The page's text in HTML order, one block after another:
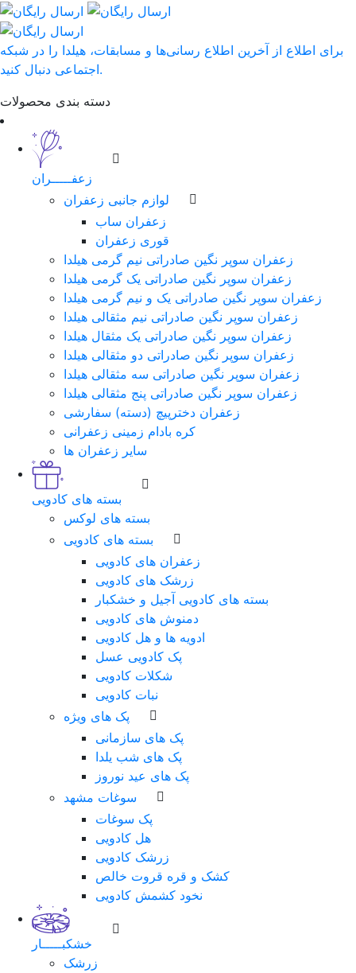
برای اطلاع از آخرین اطلاع رسانی‌ها و مسابقات، هیلدا را در شبکه
اجتماعی دنبال کنید.
دسته بندی محصولات
زعفـــــران
لوازم جانبی زعفران
زعفران ساب
قوری زعفران
زعفران سوپر نگین صادراتی نیم گرمی هیلدا
زعفران سوپر نگین صادراتی یک گرمی هیلدا
زعفران سوپر نگین صادراتی یک و نیم گرمی هیلدا
زعفران سوپر نگین صادراتی نیم مثقالی هیلدا
زعفران سوپر نگین صادراتی یک مثقال هیلدا
زعفران سوپر نگین صادراتی دو مثقالی هیلدا
زعفران سوپر نگین صادراتی سه مثقالی هیلدا
زعفران سوپر نگین صادراتی پنج مثقالی هیلدا
زعفران دخترپیچ (دسته) سفارشی
کره بادام زمینی زعفرانی
سایر زعفران ها
بسته های کادویی
بسته های لوکس
بسته های کادویی
زعفران های کادویی
زرشک های کادویی
بسته های کادویی آجیل و خشکبار
دمنوش های کادویی
ادویه ها و هل کادویی
پک کادویی عسل
شکلات کادویی
نبات کادویی
پک های ویژه
پک های سازمانی
پک های شب یلدا
پک های عید نوروز
سوغات مشهد
پک سوغات
هل کادویی
زرشک کادویی
کشک و قره قروت خالص
نخود کشمش کادویی
خشکبـــــار
زرشک